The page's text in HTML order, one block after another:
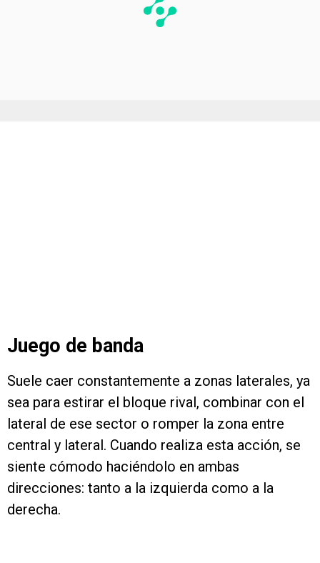
Juego de banda
Suele caer constantemente a zonas laterales, ya
sea para estirar el bloque rival, combinar con el
lateral de ese sector o romper la zona entre
central y lateral. Cuando realiza esta acción, se
siente cómodo haciéndolo en ambas
direcciones: tanto a la izquierda como a la
derecha.